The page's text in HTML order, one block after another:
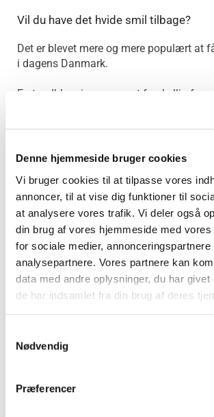
Denne hjemmeside bruger cookies
Vi bruger cookies til at tilpasse vores
annoncer, til at vise dig funktioner til
at analysere vores trafik. Vi deler også
din brug af vores hjemmeside med vores
for sociale medier, annonceringspartnere
analysepartnere. Vores partnere kan
data med andre oplysninger, du har givet
de har indsamlet fra din brug af deres
Nødvendig
Præferencer
Vil du have det hvide smil tilbage?
Det er blevet mere og mere populært at
i dagens Danmark.
En tandblegning er meget forskellig fra
Nogle ønsker meget hvide tænder, hvor
f.eks rødvin, kaffe, the eller rygning.
Hvordan foregår tandblegning?
På Tandklinikken Brogade foretager vi
hvilket betyder, at patienten får bleget
tandlægestolen. Den type blegning sikrer
resultat, da blegegelen er af højere
Efter en tandblegning kan man få
hjemmeside